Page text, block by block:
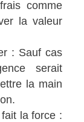
comme
la valeur
: Sauf cas
serait
la main
fait la force :